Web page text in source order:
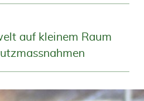
auf kleinem Raum